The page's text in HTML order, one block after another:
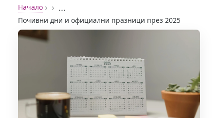
Начало › › ...
Почивни дни и официални празници през 2025